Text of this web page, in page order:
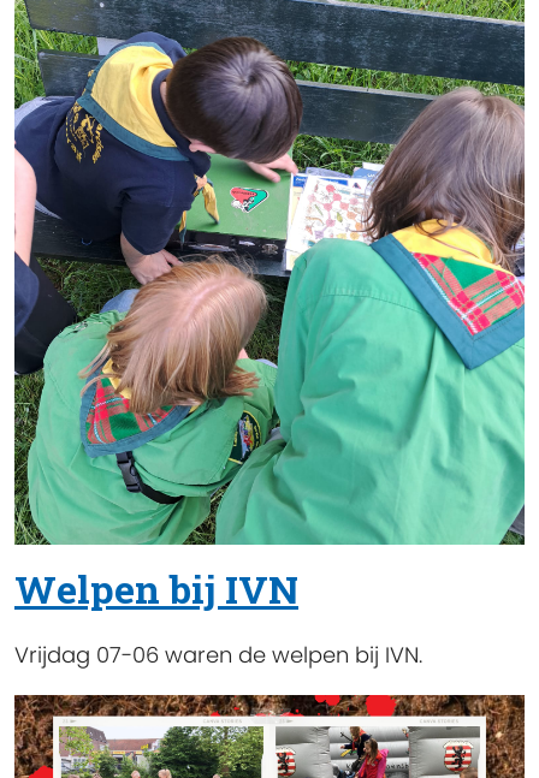
Welpen bij IVN
Vrijdag 07-06 waren de welpen bij IVN.